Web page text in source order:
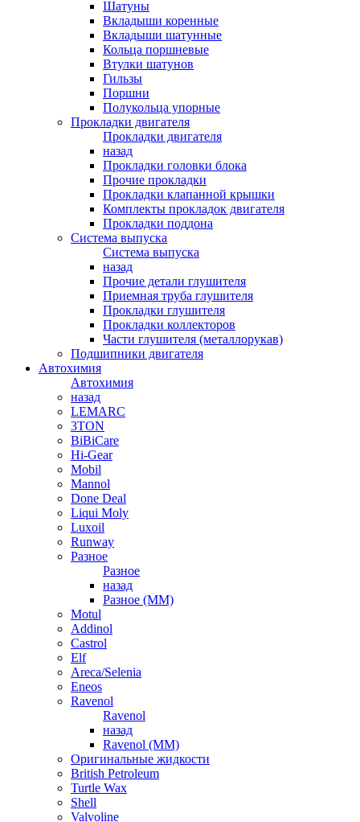
Шатуны
Вкладыши коренные
Вкладыши шатунные
Кольца поршневые
Втулки шатунов
Гильзы
Поршни
Полукольца упорные
Прокладки двигателя
Прокладки двигателя
назад
Прокладки головки блока
Прочие прокладки
Прокладки клапанной крышки
Комплекты прокладок двигателя
Прокладки поддона
Система выпуска
Система выпуска
назад
Прочие детали глушителя
Приемная труба глушителя
Прокладки глушителя
Прокладки коллекторов
Части глушителя (металлорукав)
Подшипники двигателя
Автохимия
Автохимия
назад
LEMARC
3TON
BiBiCare
Hi-Gear
Mobil
Mannol
Done Deal
Liqui Moly
Luxoil
Runway
Разное
Разное
назад
Разное (ММ)
Motul
Addinol
Castrol
Elf
Areca/Selenia
Eneos
Ravenol
Ravenol
назад
Ravenol (ММ)
Оригинальные жидкости
British Petroleum
Turtle Wax
Shell
Valvoline